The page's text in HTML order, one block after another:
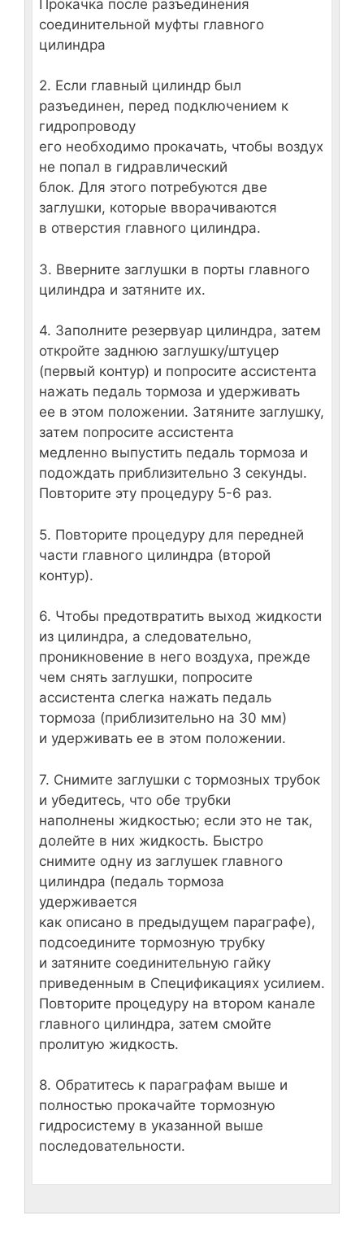
Прокачка после разъединения
соединительной муфты главного
цилиндра
2. Если главный цилиндр был
разъединен, перед подключением к
гидропроводу
его необходимо прокачать, чтобы воздух
не попал в гидравлический
блок. Для этого потребуются две
заглушки, которые вворачиваются
в отверстия главного цилиндра.
3. Вверните заглушки в порты главного
цилиндра и затяните их.
4. Заполните резервуар цилиндра, затем
откройте заднюю заглушку/штуцер
(первый контур) и попросите ассистента
нажать педаль тормоза и удерживать
ее в этом положении. Затяните заглушку,
затем попросите ассистента
медленно выпустить педаль тормоза и
подождать приблизительно 3 секунды.
Повторите эту процедуру 5-6 раз.
5. Повторите процедуру для передней
части главного цилиндра (второй
контур).
6. Чтобы предотвратить выход жидкости
из цилиндра, а следовательно,
проникновение в него воздуха, прежде
чем снять заглушки, попросите
ассистента слегка нажать педаль
тормоза (приблизительно на 30 мм)
и удерживать ее в этом положении.
7. Снимите заглушки с тормозных трубок
и убедитесь, что обе трубки
наполнены жидкостью; если это не так,
долейте в них жидкость. Быстро
снимите одну из заглушек главного
цилиндра (педаль тормоза
удерживается
как описано в предыдущем параграфе),
подсоедините тормозную трубку
и затяните соединительную гайку
приведенным в Спецификациях усилием.
Повторите процедуру на втором канале
главного цилиндра, затем смойте
пролитую жидкость.
8. Обратитесь к параграфам выше и
полностью прокачайте тормозную
гидросистему в указанной выше
последовательности.